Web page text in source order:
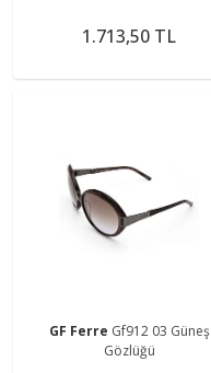
1.713,50 TL
GF Ferre Gf912 03 Güneş
Gözlüğü